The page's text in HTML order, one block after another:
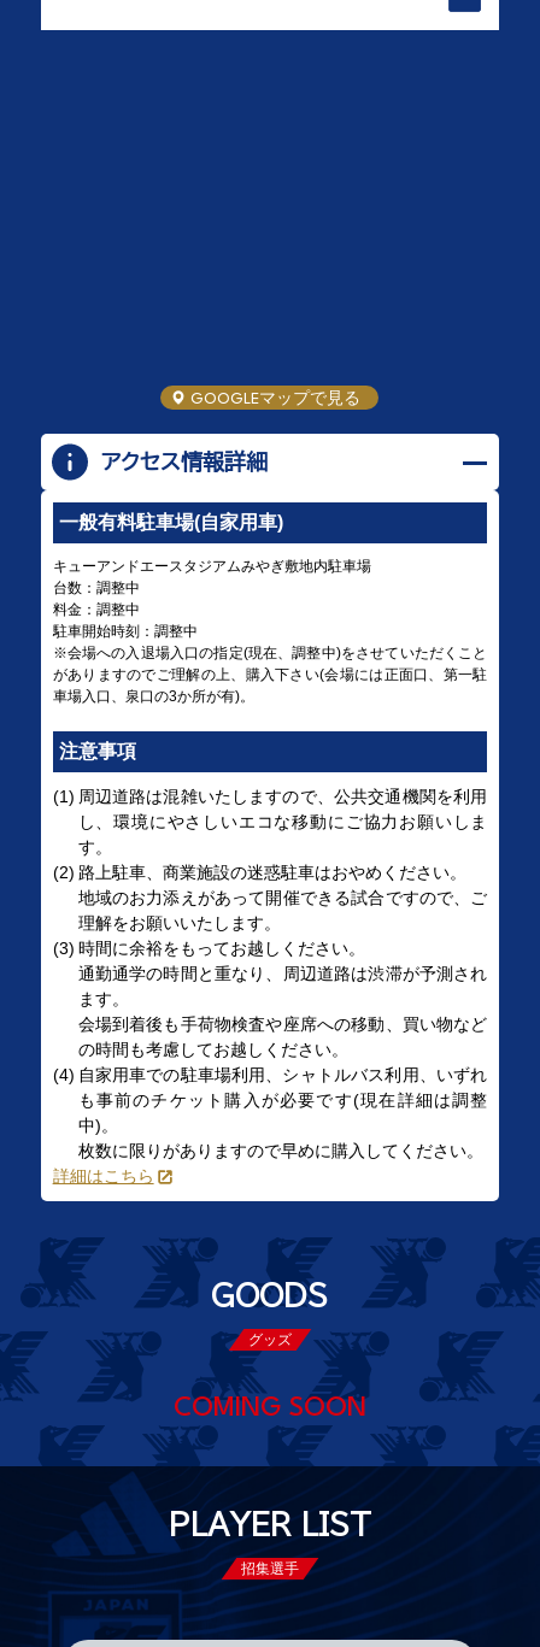
GOOGLEマップで見る
アクセス情報詳細
一般有料駐車場(自家用車)
キューアンドエースタジアムみやぎ敷地内駐車場
台数：調整中
料金：調整中
駐車開始時刻：調整中
※会場への入退場入口の指定(現在、調整中)をさせていただくこと
がありますのでご理解の上、購入下さい(会場には正面口、第一駐
車場入口、泉口の3か所が有)。
注意事項
周辺道路は混雑いたしますので、公共交通機関を利用
し、環境にやさしいエコな移動にご協力お願いしま
す。
路上駐車、商業施設の迷惑駐車はおやめください。
地域のお力添えがあって開催できる試合ですので、ご
理解をお願いいたします。
時間に余裕をもってお越しください。
通勤通学の時間と重なり、周辺道路は渋滞が予測され
ます。
会場到着後も手荷物検査や座席への移動、買い物など
の時間も考慮してお越しください。
自家用車での駐車場利用、シャトルバス利用、いずれ
も事前のチケット購入が必要です(現在詳細は調整
中)。
枚数に限りがありますので早めに購入してください。
詳細はこちら
GOODS
グッズ
COMING SOON
PLAYER LIST
招集選手